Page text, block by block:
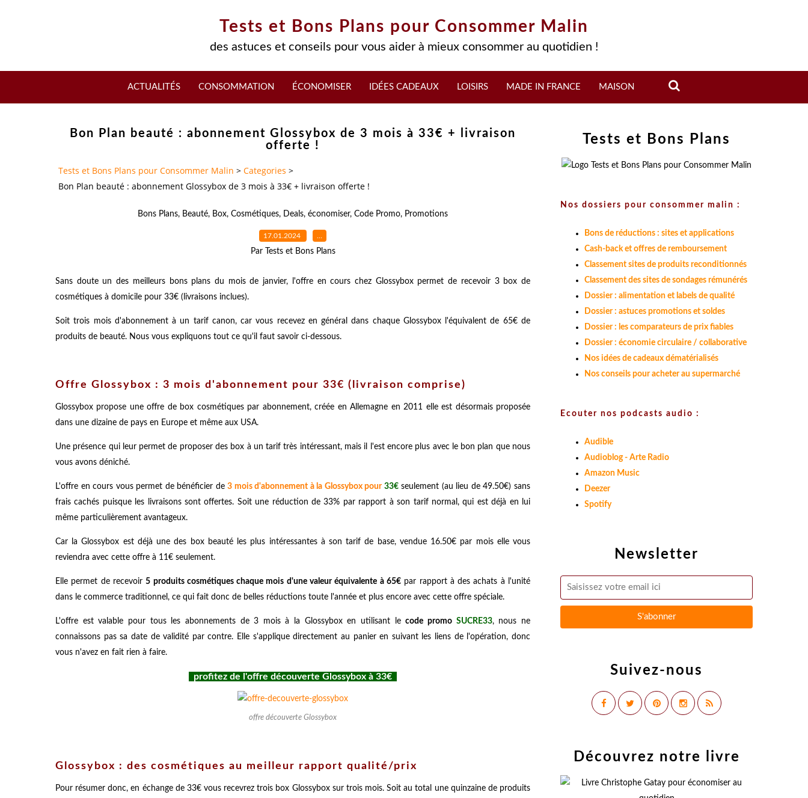
Tests et Bons Plans pour Consommer Malin
des astuces et conseils pour vous aider à mieux consommer au quotidien !
ACTUALITÉS CONSOMMATION ÉCONOMISER IDÉES CADEAUX LOISIRS MADE IN FRANCE MAISON
Bon Plan beauté : abonnement Glossybox de 3 mois à 33€ + livraison
offerte !
Tests et Bons Plans pour Consommer Malin > Categories >
Bon Plan beauté : abonnement Glossybox de 3 mois à 33€ + livraison offerte !
Bons Plans, Beauté, Box, Cosmétiques, Deals, économiser, Code Promo, Promotions
17.01.2024 …
Par Tests et Bons Plans
Sans doute un des meilleurs bons plans du mois de janvier, l'offre en cours chez Glossybox permet de recevoir 3 box de
cosmétiques à domicile pour 33€ (livraisons inclues).
Soit trois mois d'abonnement à un tarif canon, car vous recevez en général dans chaque Glossybox l'équivalent de 65€ de
produits de beauté. Nous vous expliquons tout ce qu'il faut savoir ci-dessous.
Offre Glossybox : 3 mois d'abonnement pour 33€ (livraison comprise)
Glossybox propose une offre de box cosmétiques par abonnement, créée en Allemagne en 2011 elle est désormais proposée
dans une dizaine de pays en Europe et même aux USA.
Une présence qui leur permet de proposer des box à un tarif très intéressant, mais il l'est encore plus avec le bon plan que nous
vous avons déniché.
L'offre en cours vous permet de bénéficier de3 mois d'abonnement à la Glossybox pour 33€seulement (au lieu de 49.50€) sans
frais cachés puisque les livraisons sont offertes. Soit une réduction de 33% par rapport à son tarif normal, qui est déjà en lui
même particulièrement avantageux.
Car la Glossybox est déjà une des box beauté les plus intéressantes à son tarif de base, vendue 16.50€ par mois elle vous
reviendra avec cette offre à 11€ seulement.
Elle permet de recevoir5 produits cosmétiques chaque mois d'une valeur équivalente à 65€par rapport à des achats à l'unité
dans le commerce traditionnel, ce qui fait donc de belles réductions toute l'année et plus encore avec cette offre spéciale.
L'offre est valable pour tous les abonnements de 3 mois à la Glossybox en utilisant lecode promo SUCRE33, nous ne
connaissons pas sa date de validité par contre. Elle s'applique directement au panier en suivant les liens de l'opération, donc
vous n'avez en fait rien à faire.
profitez de l'offre découverte Glossybox à 33€
offre découverte Glossybox
Glossybox : des cosmétiques au meilleur rapport qualité/prix
Pour résumer donc, en échange de 33€ vous recevrez trois box Glossybox sur trois mois. Soit au total une quinzaine de produits
Newsletter
Suivez-nous
Tests et Bons Plans
Nos dossiers pour consommer malin :
Bons de réductions : sites et applications
Cash-back et offres de remboursement
Classement sites de produits reconditionnés
Classement des sites de sondages rémunérés
Dossier : alimentation et labels de qualité
Dossier : astuces promotions et soldes
Dossier : les comparateurs de prix fiables
Dossier : économie circulaire / collaborative
Nos idées de cadeaux dématérialisés
Nos conseils pour acheter au supermarché
Ecouter nos podcasts audio :
Audible
Audioblog - Arte Radio
Amazon Music
Deezer
Spotify
Découvrez notre livre